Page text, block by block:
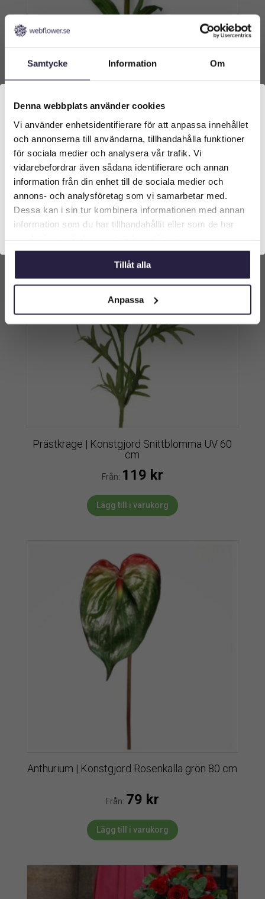
Samtycke Information Om
Denna webbplats använder cookies
Vi använder enhetsidentifierare för att anpassa innehållet
och annonserna till användarna, tillhandahålla funktioner
för sociala medier och analysera vår trafik. Vi
vidarebefordrar även sådana identifierare och annan
information från din enhet till de sociala medier och
annons- och analysföretag som vi samarbetar med.
Dessa kan i sin tur kombinera informationen med annan
information som du har tillhandahållit eller som de har
Tillåt alla
Anpassa
LILJA | ESTER VIT 85 CM
Från:219kr
Lägg till i varukorg
Prästkrage | Konstgjord Snittblomma UV 60
cm
Från: 119 kr
Lägg till i varukorg
Anthurium | Konstgjord Rosenkalla grön 80 cm
Från: 79 kr
Lägg till i varukorg
Välkommen till Webflower
Vilken typ av kund är du? Du kan alltid justera ditt val
längst upp på sidan.
Företagskund (exkl. moms)
Privatkund (inkl. moms)